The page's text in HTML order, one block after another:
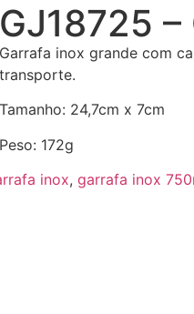
GJ18725 –
Garrafa inox grande com
transporte.
Tamanho: 24,7cm x 7cm
Peso: 172g
inox, garrafa inox